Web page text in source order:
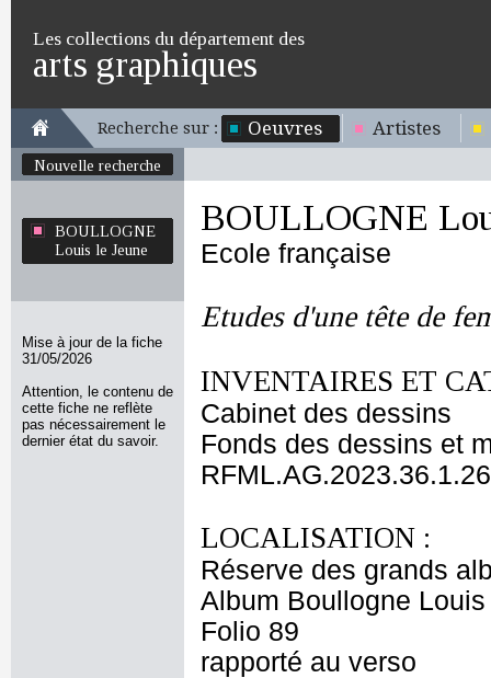
Les collections du département des
arts graphiques
Recherche sur : Oeuvres Artistes
Nouvelle recherche
BOULLOGNE
Louis le Jeune
Mise à jour de la fiche
31/05/2026
Attention, le contenu de
cette fiche ne reflète
pas nécessairement le
dernier état du savoir.
BOULLOGNE
Ecole française
Etudes d'une tête de
INVENTAIRES ET
Cabinet des dessins
Fonds des dessins et
LOCALISATION :
Réserve des grands
Album Boullogne
Folio 89
rapporté au verso